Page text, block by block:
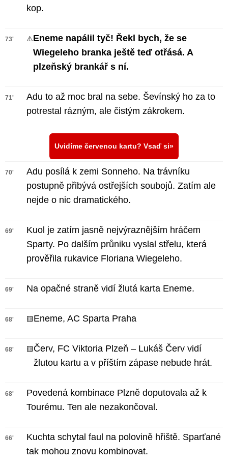
kop.
73' ⚠️Eneme napálil tyč! Řekl bych, že se
Wiegeleho branka ještě teď otřásá. A
plzeňský brankář s ní.
71'
Adu to až moc bral na sebe. Ševínský ho za to
potrestal rázným, ale čistým zákrokem.
Uvidíme červenou kartu? Vsaď si
70'
Adu posílá k zemi Sonneho. Na trávníku
postupně přibývá ostřejších soubojů. Zatím ale
nejde o nic dramatického.
69'
Kuol je zatím jasně nejvýraznějším hráčem
Sparty. Po dalším průniku vyslal střelu, která
prověřila rukavice Floriana Wiegeleho.
69' Na opačné straně vidí žlutá karta Eneme.
68' 🟨Eneme, AC Sparta Praha
68' 🟨Červ, FC Viktoria Plzeň – Lukáš Červ vidí
žlutou kartu a v příštím zápase nebude hrát.
68'
Povedená kombinace Plzně doputovala až k
Tourému. Ten ale nezakončoval.
66'
Kuchta schytal faul na polovině hřiště. Sparťané
tak mohou znovu kombinovat.